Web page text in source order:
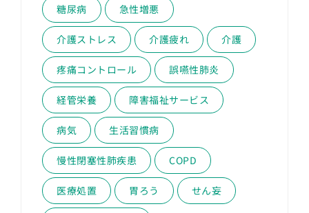
糖尿病 急性増悪
介護ストレス 介護疲れ 介護
疼痛コントロール 誤嚥性肺炎
経管栄養 障害福祉サービス
病気 生活習慣病
慢性閉塞性肺疾患 COPD
医療処置 胃ろう せん妄